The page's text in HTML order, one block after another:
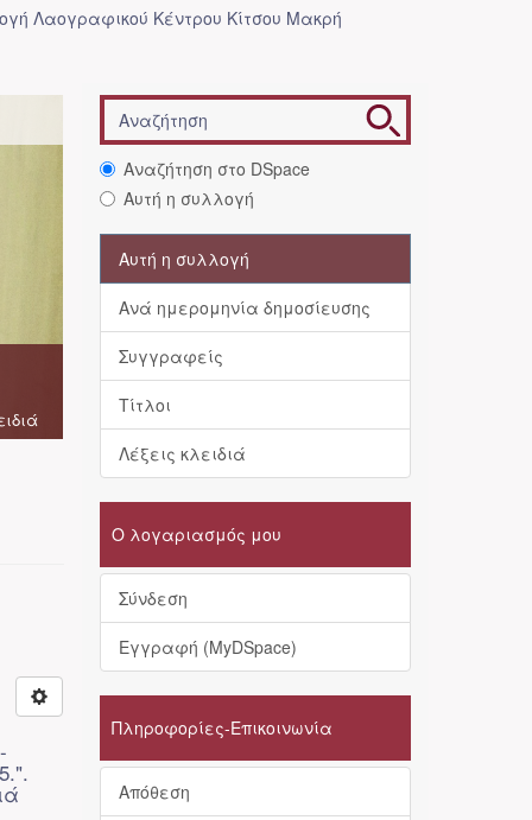
Λαογραφικού Κέντρου Κίτσου Μακρή
Αναζήτηση στο DSpace
Αυτή η συλλογή
Αυτή η συλλογή
Ανά ημερομηνία δημοσίευσης
Συγγραφείς
Τίτλοι
Λέξεις κλειδιά
Ο λογαριασμός μου
Σύνδεση
Εγγραφή (MyDSpace)
Πληροφορίες-Επικοινωνία
Απόθεση